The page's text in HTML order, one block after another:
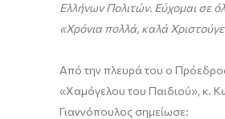
Ελλήνων Πολιτών. Εύχομαι σε
«Χρόνια πολλά, καλά
Από την πλευρά του ο
«Χαμόγελου του Παιδιού», κ.
Γιαννόπουλος σημείωσε: